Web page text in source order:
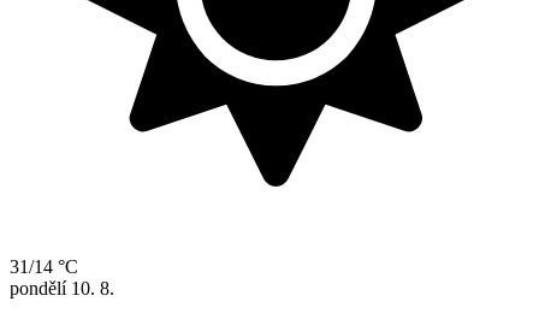
31/14 °C
pondělí 10. 8.